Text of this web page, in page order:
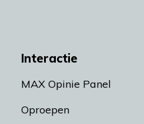
Interactie
MAX Opinie Panel
Oproepen